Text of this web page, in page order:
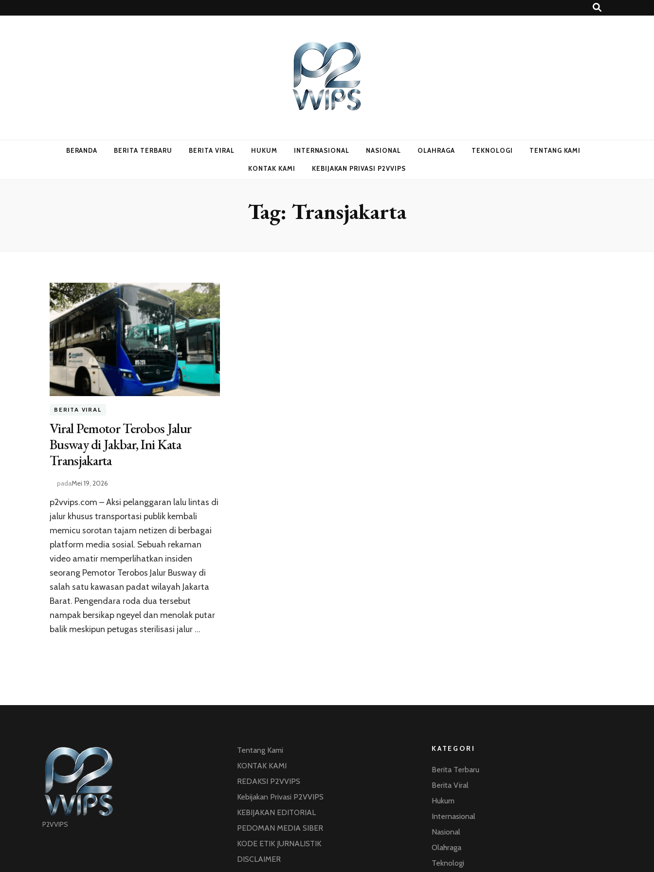
BERANDA BERITA TERBARU BERITA VIRAL HUKUM INTERNASIONAL NASIONAL OLAHRAGA TEKNOLOGI TENTANG KAMI
KONTAK KAMI KEBIJAKAN PRIVASI P2VVIPS
Tag: Transjakarta
BERITA VIRAL
Viral Pemotor Terobos Jalur
Busway di Jakbar, Ini Kata
Transjakarta
padaMei 19, 2026
p2vvips.com – Aksi pelanggaran lalu lintas di
jalur khusus transportasi publik kembali
memicu sorotan tajam netizen di berbagai
platform media sosial. Sebuah rekaman
video amatir memperlihatkan insiden
seorang Pemotor Terobos Jalur Busway di
salah satu kawasan padat wilayah Jakarta
Barat. Pengendara roda dua tersebut
nampak bersikap ngeyel dan menolak putar
balik meskipun petugas sterilisasi jalur …
P2VVIPS
Tentang Kami
KONTAK KAMI
REDAKSI P2VVIPS
Kebijakan Privasi P2VVIPS
KEBIJAKAN EDITORIAL
PEDOMAN MEDIA SIBER
KODE ETIK JURNALISTIK
DISCLAIMER
KATEGORI
Berita Terbaru
Berita Viral
Hukum
Internasional
Nasional
Olahraga
Teknologi